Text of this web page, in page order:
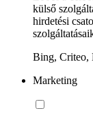
külső
hirdetési
Bing, Criteo,
Marketing